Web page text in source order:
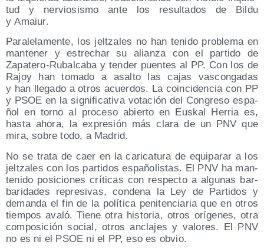
tud y ner­vio­sis­mo ante los resul­ta­dos de Bil­du
y Amaiur.
Para­le­la­men­te, los jel­tza­les no han teni­do pro­ble­ma en
man­te­ner y estre­char su alian­za con el par­ti­do de
Zapa­te­ro-Rubal­ca­ba y ten­der puen­tes al PP. Con los de
Rajoy han toma­do a asal­to las cajas vas­con­ga­das
y han lle­ga­do a otros acuer­dos. La coin­ci­den­cia con PP
y PSOE en la sig­ni­fi­ca­ti­va vota­ción del Con­gre­so espa­
ñol en torno al pro­ce­so abier­to en Eus­kal Herria es,
has­ta aho­ra, la expre­sión más cla­ra de un PNV que
mira, sobre todo, a Madrid.
No se tra­ta de caer en la cari­ca­tu­ra de equi­pa­rar a los
jel­tza­les con los par­ti­dos espa­ño­lis­tas. El PNV ha man­
te­ni­do posi­cio­nes crí­ti­cas con res­pec­to a algu­nas bar­
ba­ri­da­des repre­si­vas, con­de­na la Ley de Par­ti­dos y
deman­da el fin de la polí­ti­ca peni­ten­cia­ria que en otros
tiem­pos ava­ló. Tie­ne otra his­to­ria, otros orí­ge­nes, otra
com­po­si­ción social, otros ancla­jes y valo­res. El PNV
no es ni el PSOE ni el PP, eso es obvio.